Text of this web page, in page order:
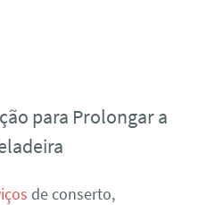
para Prolongar a
de conserto,